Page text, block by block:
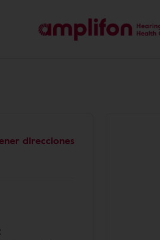
direcciones